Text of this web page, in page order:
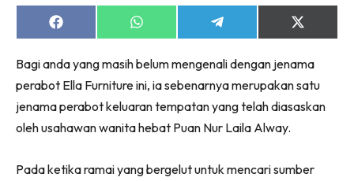
Ruang Tamu
Menarik Lagi
Casa Impiana
Impiana Makeover
Makeover Ruang Selebriti
Destinasi
Kafe
Share
on
Share
on
Share
on
Share
on
(Twitter)
Bagi anda yang masih belum mengenali dengan jenama
perabot Ella Furniture ini, ia sebenarnya merupakan satu
jenama perabot keluaran tempatan yang telah diasaskan
oleh usahawan wanita hebat Puan Nur Laila Alway.
Pada ketika ramai yang bergelut untuk mencari sumber